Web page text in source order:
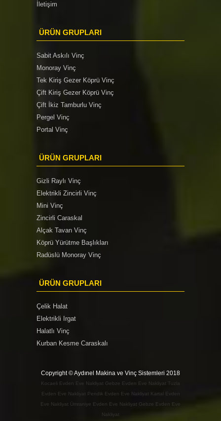
İletişim
ÜRÜN GRUPLARI
Sabit Askılı Vinç
Monoray Vinç
Tek Kiriş Gezer Köprü Vinç
Çift Kiriş Gezer Köprü Vinç
Çift İkiz Tamburlu Vinç
Pergel Vinç
Portal Vinç
ÜRÜN GRUPLARI
Gizli Raylı Vinç
Elektrikli Zincirli Vinç
Mini Vinç
Zincirli Caraskal
Alçak Tavan Vinç
Köprü Yürütme Başlıkları
Radüslü Monoray Vinç
ÜRÜN GRUPLARI
Çelik Halat
Elektrikli Irgat
Halatlı Vinç
Kurban Kesme Caraskalı
Copyright © Aydınel Makina ve Vinç Sistemleri 2018
Kocaeli Evden Eve Nakliyat Gebze Evden Eve Nakliyat Tuzla
Evden Eve Nakliyat Pendik Evden Eve Nakliyat Kartal Evden
Eve Nakliyat Ümraniye Evden Eve Nakliyat Gebze Evden Eve
Nakliyat